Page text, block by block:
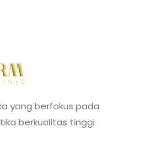
yang berfokus pada
berkualitas tinggi